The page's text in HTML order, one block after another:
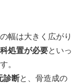
幅は大きく広がり
処置が必要といっ
。
診断と、骨造成の